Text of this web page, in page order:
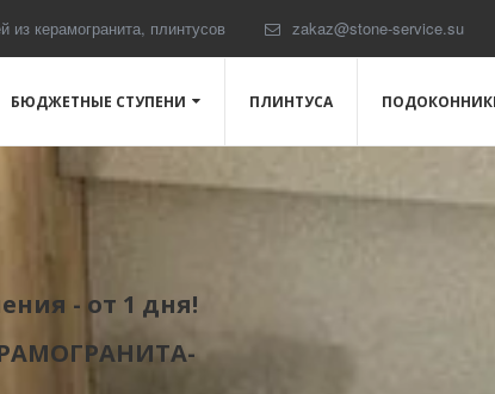
из керамогранита, плинтусов zakaz@stone-service.su
БЮДЖЕТНЫЕ СТУПЕНИ ПЛИНТУСА
- от 1 дня!